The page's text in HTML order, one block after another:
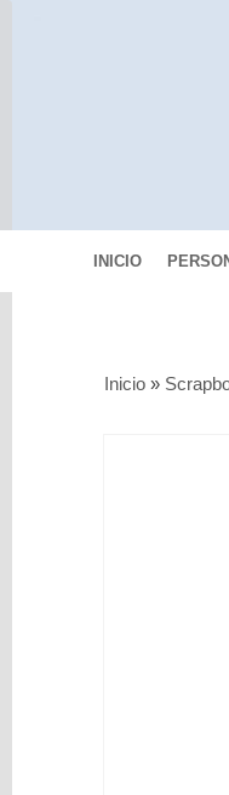
INICIO
Inicio »